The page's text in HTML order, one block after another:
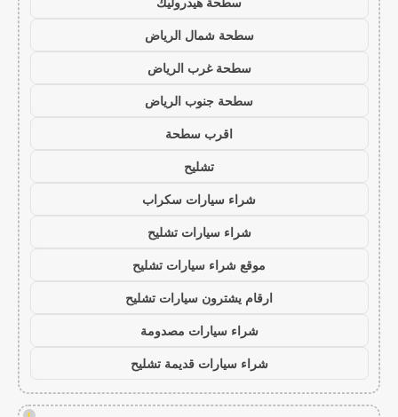
سطحة شمال الرياض
سطحة غرب الرياض
سطحة جنوب الرياض
اقرب سطحة
تشليح
شراء سيارات سكراب
شراء سيارات تشليح
موقع شراء سيارات تشليح
ارقام يشترون سيارات تشليح
شراء سيارات مصدومة
شراء سيارات قديمة تشليح